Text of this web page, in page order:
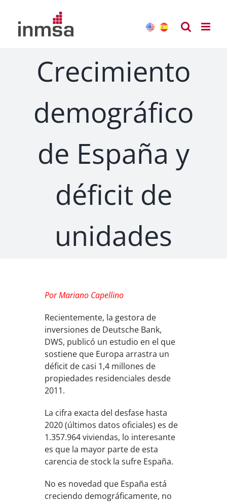
contenido
Crecimiento
demográfico
de España y
déficit de
unidades
Por Mariano Capellino
Recientemente, la gestora de
inversiones de Deutsche Bank,
DWS, publicó un estudio en el que
sostiene que Europa arrastra un
déficit de casi 1,4 millones de
propiedades residenciales desde
2011.
La cifra exacta del desfase hasta
2020 (últimos datos oficiales) es de
1.357.964 viviendas, lo interesante
es que la mayor parte de esta
carencia de stock la sufre España.
No es novedad que España está
creciendo demográficamente, no